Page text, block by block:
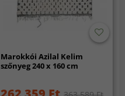
Marokkói Azilal Kelim
szőnyeg 240 x 160 cm